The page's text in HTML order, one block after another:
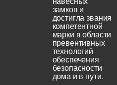
замков и
достигла звания
компетентной
марки в области
превентивных
технологий
обеспечения
безопасности
дома и в пути.